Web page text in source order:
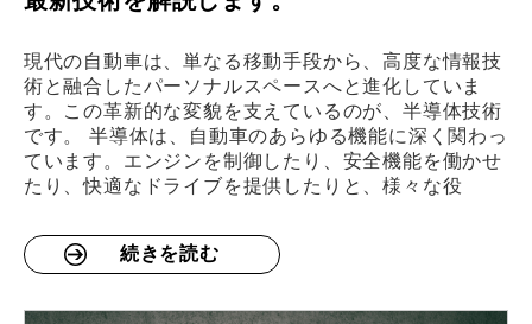
現代の自動車は、単なる移動手段から、高度な情報技
術と融合したパーソナルスペースへと進化していま
す。この革新的な変貌を支えているのが、半導体技術
です。 半導体は、自動車のあらゆる機能に深く関わっ
ています。エンジンを制御したり、安全機能を働かせ
たり、快適なドライブを提供したりと、様々な役
続きを読む